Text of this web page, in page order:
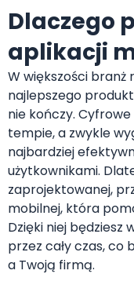
Dlaczego
aplikacji
W większości
najlepszego
nie kończy.
tempie, a zwykle
najbardziej
użytkownikami.
zaprojektowanej,
mobilnej, która
Dzięki niej będziesz
przez cały czas, co
a Twoją firmą.